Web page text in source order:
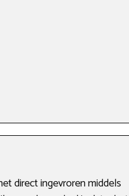
direct ingevroren middels